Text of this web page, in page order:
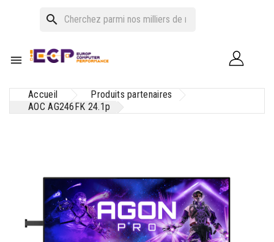
search

Accueil
Produits partenaires
AOC AG246FK 24.1p